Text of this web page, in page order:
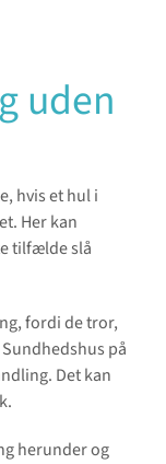
uden
hvis et hul i
Her kan
tilfælde slå
fordi de tror,
på
Det kan
herunder og